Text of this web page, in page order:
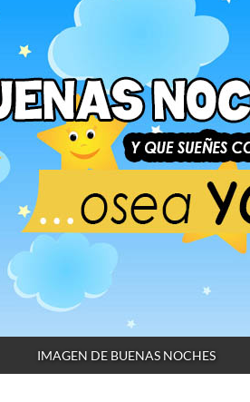
IMAGEN DE BUENAS NOCHES